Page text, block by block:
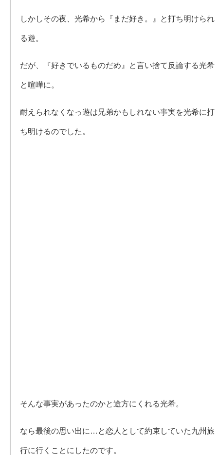
しかしその夜、光希から『まだ好き。』と打ち明けられ
る遊。
だが、『好きでいるものだめ』と言い捨て反論する光希
と喧嘩に。
耐えられなくなっ遊は兄弟かもしれない事実を光希に打
ち明けるのでした。
そんな事実があったのかと途方にくれる光希。
なら最後の思い出に…と恋人として約束していた九州旅
行に行くことにしたのです。